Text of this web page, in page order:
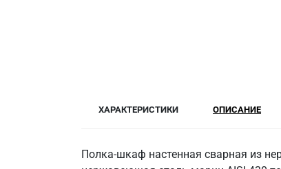
ХАРАКТЕРИСТИКИ ОПИСАНИЕ
Полка-шкаф настенная сварная из